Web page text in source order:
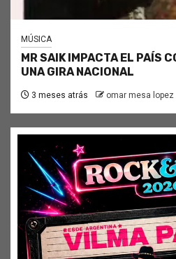
MÚSICA
MR SAIK IMPACTA EL PAÍS
UNA GIRA NACIONAL
3 meses atrás omar mesa lopez